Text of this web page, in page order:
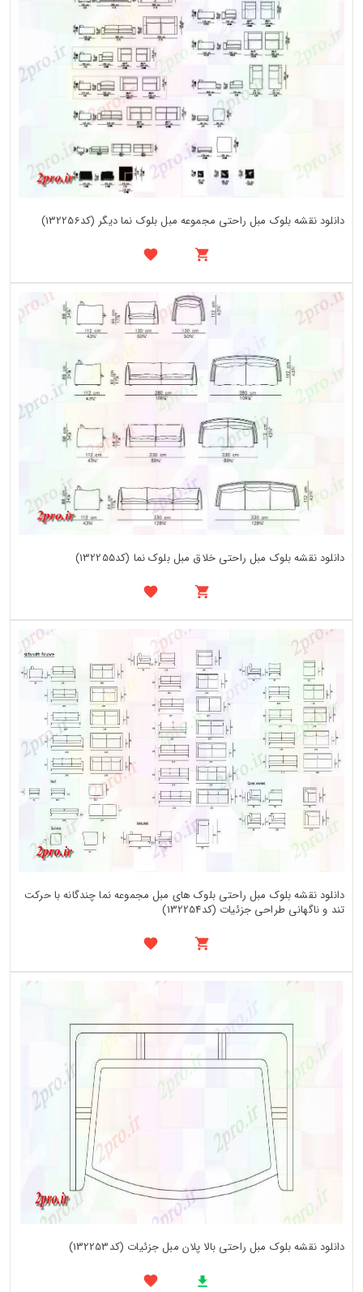
دانلود نقشه بلوک مبل راحتی مجموعه مبل بلوک نما دیگر (کد132256)
دانلود نقشه بلوک مبل راحتی خلاق مبل بلوک نما (کد132255)
دانلود نقشه بلوک مبل راحتی بلوک های مبل مجموعه نما چندگانه با حرکت
تند و ناگهانی طراحی جزئیات (کد132254)
دانلود نقشه بلوک مبل راحتی بالا پلان مبل جزئیات (کد132253)